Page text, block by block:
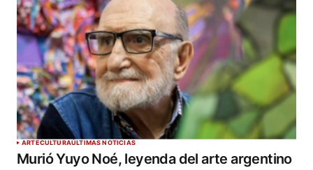
ARTECULTURAÚLTIMAS NOTICIAS
Murió Yuyo Noé, leyenda del arte argentino